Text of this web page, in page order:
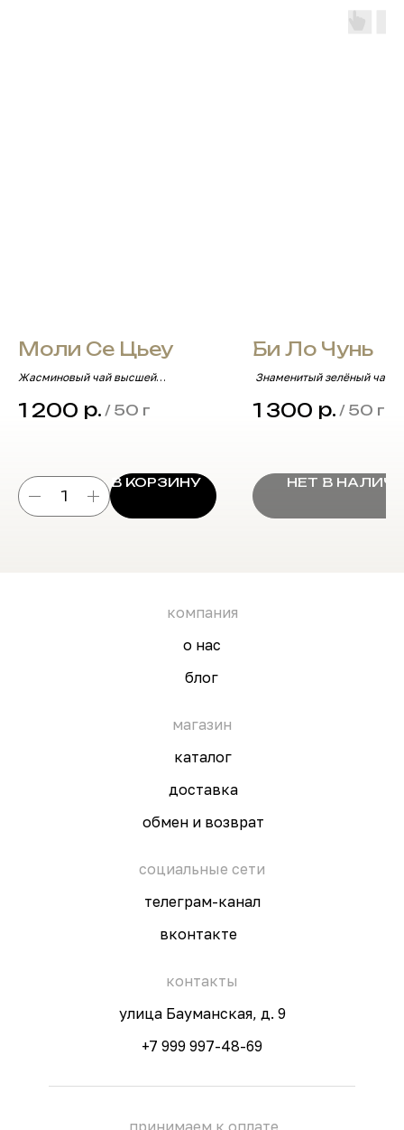
Моли Се Цьеу
Жасминовый чай высшей
освежающий.
1 200 р. / 50 г
В КОРЗИНУ
Би Ло Чунь
Знаменитый зелёный чай
фруктовым оттенком.
1 300 р. / 50 г
НЕТ В
+7 999 997-48-69
социальные сети
телеграм-канал
вконтакте
улица Бауманская, д. 9
контакты
обмен и возврат
доставка
магазин
каталог
блог
о нас
компания